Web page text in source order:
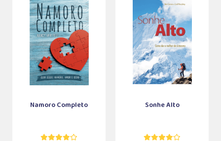
Namoro Completo Sonhe Alto